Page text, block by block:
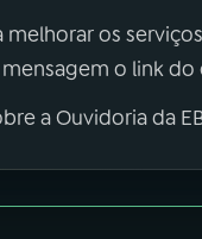
melhorar os
o link
a Ouvidoria da